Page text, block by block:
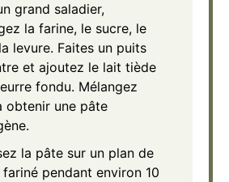
grand saladier,
la farine, le sucre, le
levure. Faites un puits
et ajoutez le lait tiède
fondu. Mélangez
obtenir une pâte
la pâte sur un plan de
pendant environ 10